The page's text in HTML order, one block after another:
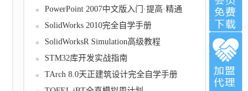
PowerPoint 2007中文版入门·提高·精通
SolidWorks 2010完全自学手册
SolidWorksR Simulation高级教程
STM32库开发实战指南
TArch 8.0天正建筑设计完全自学手册